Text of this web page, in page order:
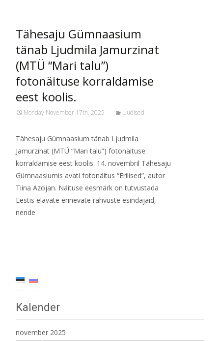
Тähesaju Gümnaasium
tänab Ljudmila Jamurzinat
(MTÜ “Mari talu”)
fotonäituse korraldamise
eest koolis.
Monday November 17th, 2025 Uudised
Тähesaju Gümnaasium tänab Ljudmila
Jamurzinat (MTÜ “Mari talu”) fotonäituse
korraldamise eest koolis. 14. novembril Tähesaju
Gümnaasiumis avati fotonäitus “Erilised”, autor
Tiina Azojan. Näituse eesmärk on tutvustada
Eestis elavate erinevate rahvuste esindajaid,
nende
Kalender
november 2025